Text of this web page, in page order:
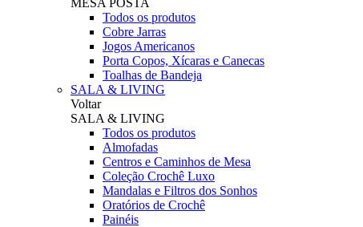
MESA POSTA
Todos os produtos
Cobre Jarras
Jogos Americanos
Porta Copos, Xícaras e Canecas
Toalhas de Bandeja
SALA & LIVING
Voltar
SALA & LIVING
Todos os produtos
Almofadas
Centros e Caminhos de Mesa
Coleção Crochê Luxo
Mandalas e Filtros dos Sonhos
Oratórios de Crochê
Painéis